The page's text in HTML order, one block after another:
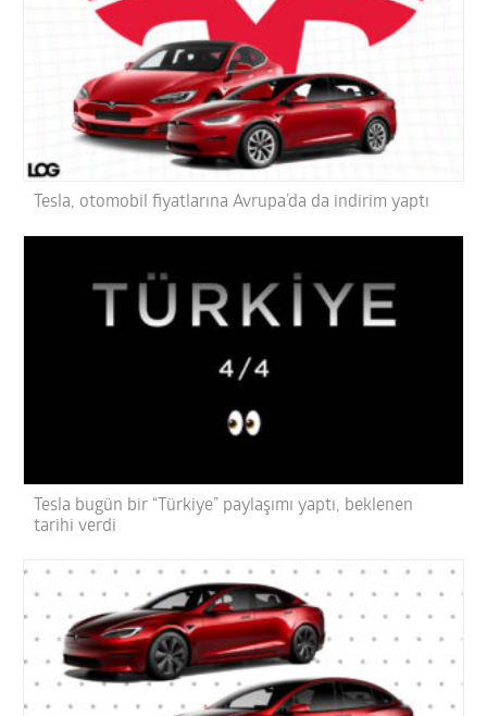
Tesla, otomobil fiyatlarına Avrupa’da da indirim yaptı
Tesla bugün bir “Türkiye” paylaşımı yaptı, beklenen
tarihi verdi